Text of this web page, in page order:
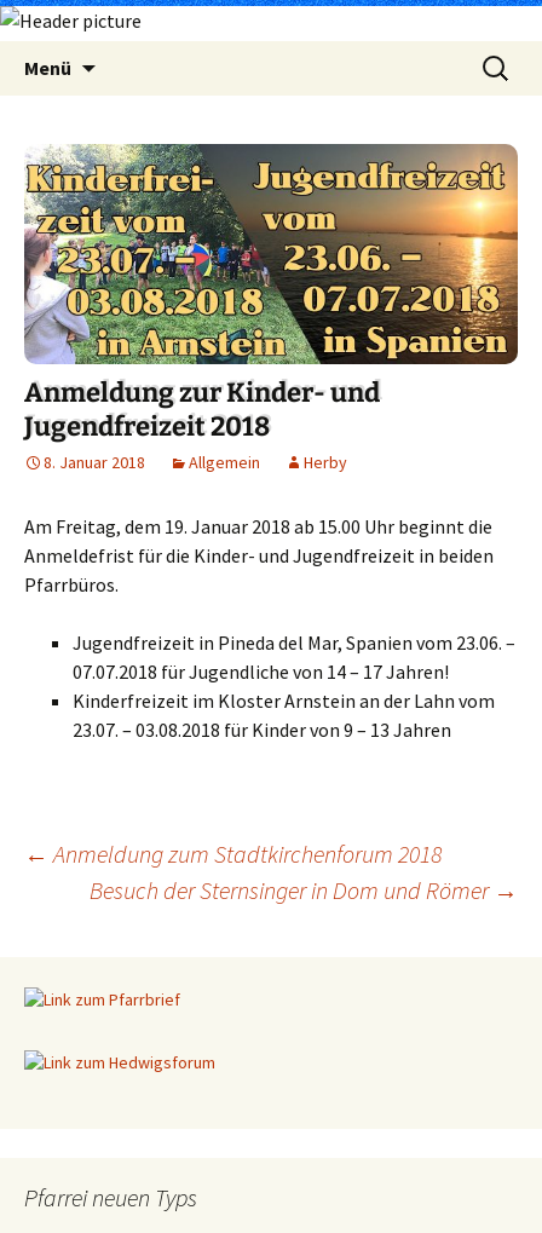
Menü
Suchen
nach:
Anmeldung zur Kinder- und
Jugendfreizeit 2018
8. Januar 2018 Allgemein Herby
Am Freitag, dem 19. Januar 2018 ab 15.00 Uhr beginnt die
Anmeldefrist für die Kinder- und Jugendfreizeit in beiden
Pfarrbüros.
Jugendfreizeit in Pineda del Mar, Spanien vom 23.06. –
07.07.2018 für Jugendliche von 14 – 17 Jahren!
Kinderfreizeit im Kloster Arnstein an der Lahn vom
23.07. – 03.08.2018 für Kinder von 9 – 13 Jahren
Beitragsnavigation
← Anmeldung zum Stadtkirchenforum 2018
Besuch der Sternsinger in Dom und Römer →
Pfarrei neuen Typs